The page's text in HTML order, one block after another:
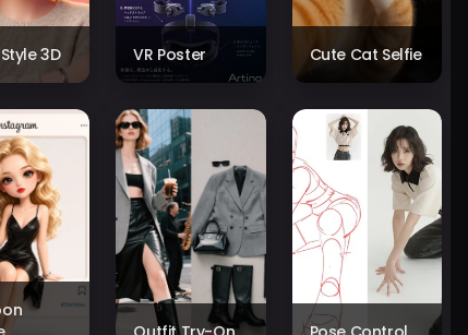
3D VR Poster Cute Cat Selfie